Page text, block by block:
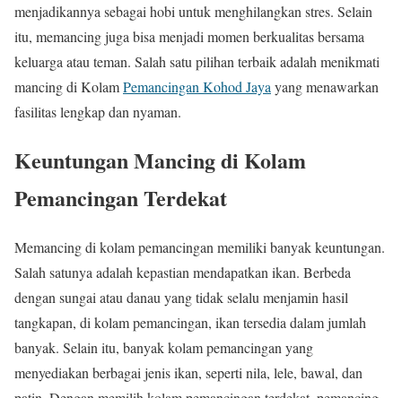
menjadikannya sebagai hobi untuk menghilangkan stres. Selain
itu, memancing juga bisa menjadi momen berkualitas bersama
keluarga atau teman. Salah satu pilihan terbaik adalah menikmati
mancing di KolamPemancingan Kohod Jaya yang menawarkan
fasilitas lengkap dan nyaman.
Keuntungan Mancing di Kolam
Pemancingan Terdekat
Memancing di kolam pemancingan memiliki banyak keuntungan.
Salah satunya adalah kepastian mendapatkan ikan. Berbeda
dengan sungai atau danau yang tidak selalu menjamin hasil
tangkapan, di kolam pemancingan, ikan tersedia dalam jumlah
banyak. Selain itu, banyak kolam pemancingan yang
menyediakan berbagai jenis ikan, seperti nila, lele, bawal, dan